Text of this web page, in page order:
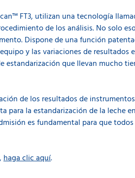
FT3, utilizan una tecnología
de los análisis. No solo
Dispone de una función
y las variaciones de resultados
estandarización que llevan mucho
de los resultados de
para la estandarización de la leche
es fundamental para que
haga clic aquí.